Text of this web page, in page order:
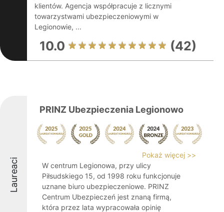
klientów. Agencja współpracuje z licznymi
towarzystwami ubezpieczeniowymi w
Legionowie, ...
10.0 (42)
Laureaci
PRINZ Ubezpieczenia Legionowo
Pokaż więcej >>
W centrum Legionowa, przy ulicy
Piłsudskiego 15, od 1998 roku funkcjonuje
uznane biuro ubezpieczeniowe. PRINZ
Centrum Ubezpieczeń jest znaną firmą,
która przez lata wypracowała opinię